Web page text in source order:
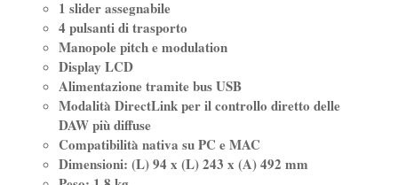
1 slider assegnabile
4 pulsanti di trasporto
Manopole pitch e modulation
Display LCD
Alimentazione tramite bus USB
Modalità DirectLink per il controllo diretto delle
DAW più diffuse
Compatibilità nativa su PC e MAC
Dimensioni: (L) 94 x (L) 243 x (A) 492 mm